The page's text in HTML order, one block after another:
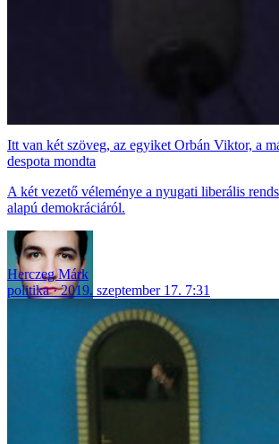
Itt van két szöveg, az egyiket Orbán Viktor, a
despota mondta
A két vezető véleménye a nyugati liberális
alapú demokráciáról.
Herczeg Márk
politika
2019. szeptember 17. 7:31